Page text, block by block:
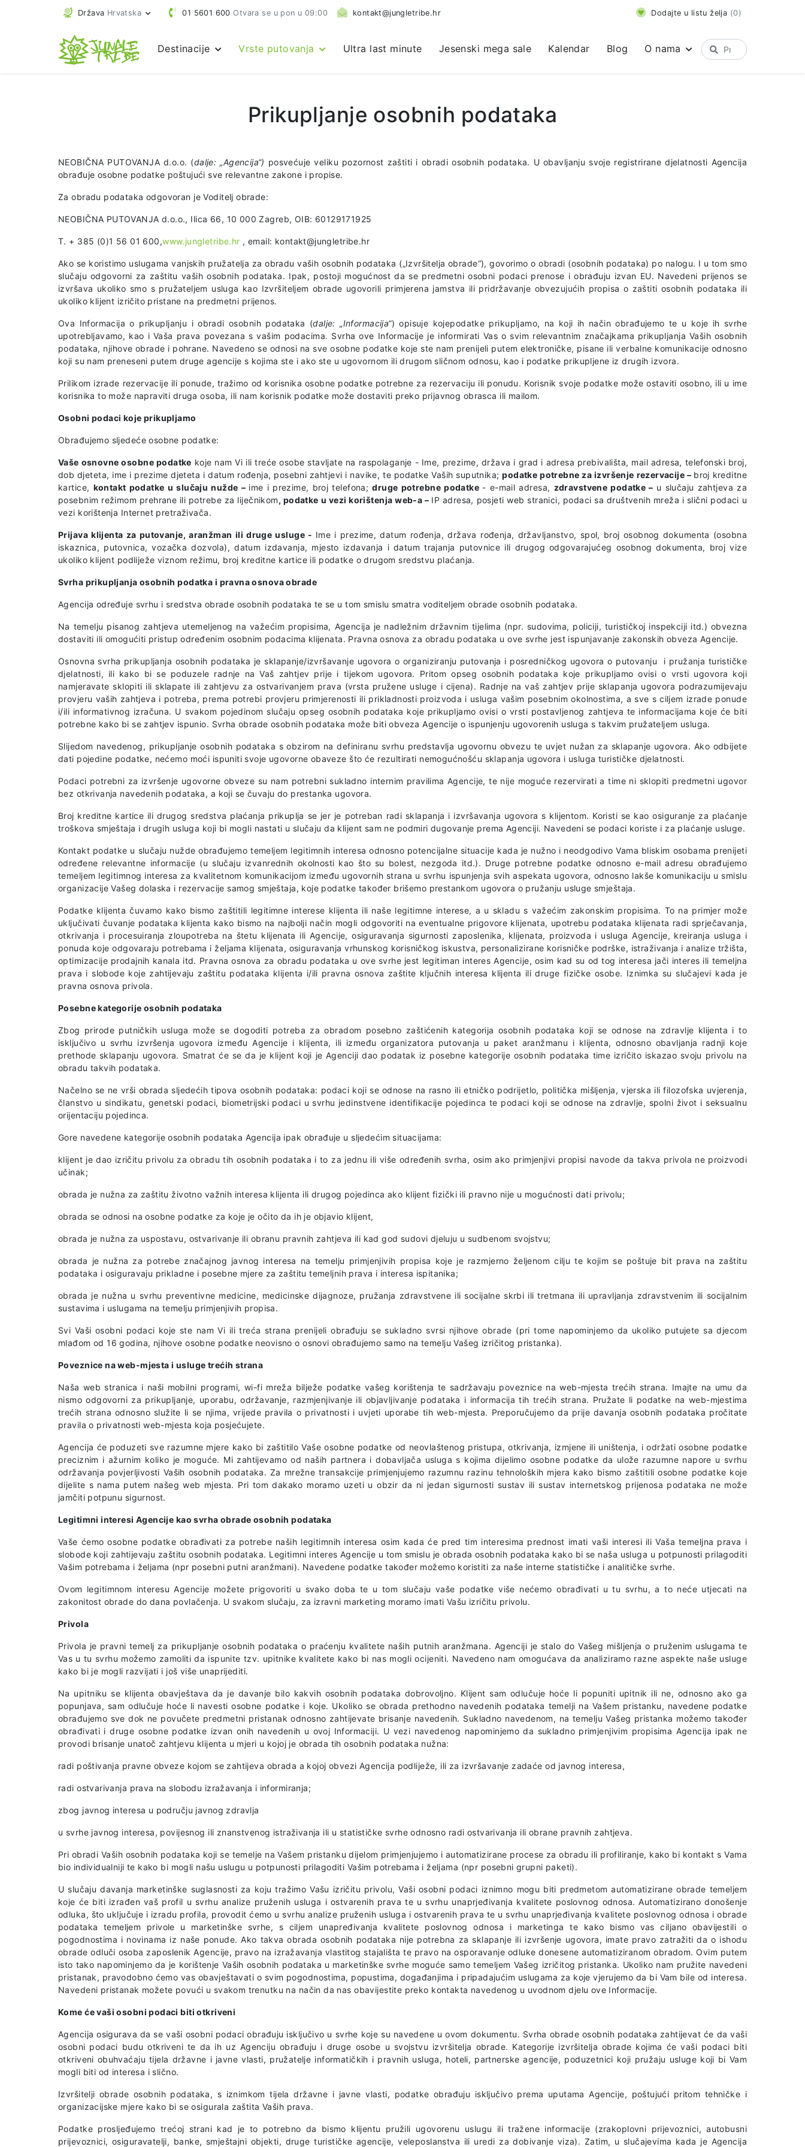
Država Hrvatska 01 5601 600 Otvara se u pon u 09:00 kontakt@jungletribe.hr Dodajte u listu želja (0)
Destinacije Vrste putovanja Ultra last minute Jesenski mega sale Kalendar Blog O nama
Prikupljanje osobnih podataka
NEOBIČNA PUTOVANJA d.o.o. (dalje: „Agencija“) posvećuje veliku pozornost zaštiti i obradi osobnih podataka. U obavljanju svoje registrirane djelatnosti Agencija
obrađuje osobne podatke poštujući sve relevantne zakone i propise.
Za obradu podataka odgovoran je Voditelj obrade:
NEOBIČNA PUTOVANJA d.o.o., Ilica 66, 10 000 Zagreb, OIB: 60129171925
T. + 385 (0)1 56 01 600,www.jungletribe.hr , email: kontakt@jungletribe.hr
Ako se koristimo uslugama vanjskih pružatelja za obradu vaših osobnih podataka („Izvršitelja obrade“), govorimo o obradi (osobnih podataka) po nalogu. I u tom smo
slučaju odgovorni za zaštitu vaših osobnih podataka. Ipak, postoji mogućnost da se predmetni osobni podaci prenose i obrađuju izvan EU. Navedeni prijenos se
izvršava ukoliko smo s pružateljem usluga kao Izvršiteljem obrade ugovorili primjerena jamstva ili pridržavanje obvezujućih propisa o zaštiti osobnih podataka ili
ukoliko klijent izričito pristane na predmetni prijenos.
Ova Informacija o prikupljanju i obradi osobnih podataka (dalje: „Informacija“) opisuje kojepodatke prikupljamo, na koji ih način obrađujemo te u koje ih svrhe
upotrebljavamo, kao i Vaša prava povezana s vašim podacima. Svrha ove Informacije je informirati Vas o svim relevantnim značajkama prikupljanja Vaših osobnih
podataka, njihove obrade i pohrane. Navedeno se odnosi na sve osobne podatke koje ste nam prenijeli putem elektroničke, pisane ili verbalne komunikacije odnosno
koji su nam preneseni putem druge agencije s kojima ste i ako ste u ugovornom ili drugom sličnom odnosu, kao i podatke prikupljene iz drugih izvora.
Prilikom izrade rezervacije ili ponude, tražimo od korisnika osobne podatke potrebne za rezervaciju ili ponudu. Korisnik svoje podatke može ostaviti osobno, ili u ime
korisnika to može napraviti druga osoba, ili nam korisnik podatke može dostaviti preko prijavnog obrasca ili mailom.
Osobni podaci koje prikupljamo
Obrađujemo sljedeće osobne podatke:
Vaše osnovne osobne podatke koje nam Vi ili treće osobe stavljate na raspolaganje - Ime, prezime, država i grad i adresa prebivališta, mail adresa, telefonski broj,
dob djeteta, ime i prezime djeteta i datum rođenja, posebni zahtjevi i navike, te podatke Vaših suputnika;podatke potrebne za izvršenje rezervacije – broj kreditne
kartice, kontakt podatke u slučaju nužde – ime i prezime, broj telefona;druge potrebne podatke - e-mail adresa, zdravstvene podatke – u slučaju zahtjeva za
posebnim režimom prehrane ili potrebe za liječnikom, podatke u vezi korištenja web-a – IP adresa, posjeti web stranici, podaci sa društvenih mreža i slični podaci u
vezi korištenja Internet pretraživača.
Prijava klijenta za putovanje, aranžman ili druge usluge - Ime i prezime, datum rođenja, država rođenja, državljanstvo, spol, broj osobnog dokumenta (osobna
iskaznica, putovnica, vozačka dozvola), datum izdavanja, mjesto izdavanja i datum trajanja putovnice ili drugog odgovarajućeg osobnog dokumenta, broj vize
ukoliko klijent podliježe viznom režimu, broj kreditne kartice ili podatke o drugom sredstvu plaćanja.
Svrha prikupljanja osobnih podatka i pravna osnova obrade
Agencija određuje svrhu i sredstva obrade osobnih podataka te se u tom smislu smatra voditeljem obrade osobnih podataka.
Na temelju pisanog zahtjeva utemeljenog na važećim propisima, Agencija je nadležnim državnim tijelima (npr. sudovima, policiji, turističkoj inspekciji itd.) obvezna
dostaviti ili omogućiti pristup određenim osobnim podacima klijenata. Pravna osnova za obradu podataka u ove svrhe jest ispunjavanje zakonskih obveza Agencije.
Osnovna svrha prikupljanja osobnih podataka je sklapanje/izvršavanje ugovora o organiziranju putovanja i posredničkog ugovora o putovanju i pružanja turističke
djelatnosti, ili kako bi se poduzele radnje na Vaš zahtjev prije i tijekom ugovora. Pritom opseg osobnih podataka koje prikupljamo ovisi o vrsti ugovora koji
namjeravate sklopiti ili sklapate ili zahtjevu za ostvarivanjem prava (vrsta pružene usluge i cijena). Radnje na vaš zahtjev prije sklapanja ugovora podrazumijevaju
provjeru vaših zahtjeva i potreba, prema potrebi provjeru primjerenosti ili prikladnosti proizvoda i usluga vašim posebnim okolnostima, a sve s ciljem izrade ponude
i/ili informativnog izračuna. U svakom pojedinom slučaju opseg osobnih podataka koje prikupljamo ovisi o vrsti postavljenog zahtjeva te informacijama koje će biti
potrebne kako bi se zahtjev ispunio. Svrha obrade osobnih podataka može biti obveza Agencije o ispunjenju ugovorenih usluga s takvim pružateljem usluga.
Slijedom navedenog, prikupljanje osobnih podataka s obzirom na definiranu svrhu predstavlja ugovornu obvezu te uvjet nužan za sklapanje ugovora. Ako odbijete
dati pojedine podatke, nećemo moći ispuniti svoje ugovorne obaveze što će rezultirati nemogućnošću sklapanja ugovora i usluga turističke djelatnosti.
Podaci potrebni za izvršenje ugovorne obveze su nam potrebni sukladno internim pravilima Agencije, te nije moguće rezervirati a time ni sklopiti predmetni ugovor
bez otkrivanja navedenih podataka, a koji se čuvaju do prestanka ugovora.
Broj kreditne kartice ili drugog sredstva plaćanja prikuplja se jer je potreban radi sklapanja i izvršavanja ugovora s klijentom. Koristi se kao osiguranje za plaćanje
troškova smještaja i drugih usluga koji bi mogli nastati u slučaju da klijent sam ne podmiri dugovanje prema Agenciji. Navedeni se podaci koriste i za plaćanje usluge.
Kontakt podatke u slučaju nužde obrađujemo temeljem legitimnih interesa odnosno potencijalne situacije kada je nužno i neodgodivo Vama bliskim osobama prenijeti
određene relevantne informacije (u slučaju izvanrednih okolnosti kao što su bolest, nezgoda itd.). Druge potrebne podatke odnosno e-mail adresu obrađujemo
temeljem legitimnog interesa za kvalitetnom komunikacijom između ugovornih strana u svrhu ispunjenja svih aspekata ugovora, odnosno lakše komunikaciju u smislu
organizacije Vašeg dolaska i rezervacije samog smještaja, koje podatke također brišemo prestankom ugovora o pružanju usluge smještaja.
Podatke klijenta čuvamo kako bismo zaštitili legitimne interese klijenta ili naše legitimne interese, a u skladu s važećim zakonskim propisima. To na primjer može
uključivati čuvanje podataka klijenta kako bismo na najbolji način mogli odgovoriti na eventualne prigovore klijenata, upotrebu podataka klijenata radi sprječavanja,
otkrivanja i procesuiranja zloupotreba na štetu klijenata ili Agencije, osiguravanja sigurnosti zaposlenika, klijenata, proizvoda i usluga Agencije, kreiranja usluga i
ponuda koje odgovaraju potrebama i željama klijenata, osiguravanja vrhunskog korisničkog iskustva, personalizirane korisničke podrške, istraživanja i analize tržišta,
optimizacije prodajnih kanala itd. Pravna osnova za obradu podataka u ove svrhe jest legitiman interes Agencije, osim kad su od tog interesa jači interes ili temeljna
prava i slobode koje zahtijevaju zaštitu podataka klijenta i/ili pravna osnova zaštite ključnih interesa klijenta ili druge fizičke osobe. Iznimka su slučajevi kada je
pravna osnova privola.
Posebne kategorije osobnih podataka
Zbog prirode putničkih usluga može se dogoditi potreba za obradom posebno zaštićenih kategorija osobnih podataka koji se odnose na zdravlje klijenta i to
isključivo u svrhu izvršenja ugovora između Agencije i klijenta, ili između organizatora putovanja u paket aranžmanu i klijenta, odnosno obavljanja radnji koje
prethode sklapanju ugovora. Smatrat će se da je klijent koji je Agenciji dao podatak iz posebne kategorije osobnih podataka time izričito iskazao svoju privolu na
obradu takvih podataka.
Načelno se ne vrši obrada sljedećih tipova osobnih podataka: podaci koji se odnose na rasno ili etničko podrijetlo, politička mišljenja, vjerska ili filozofska uvjerenja,
članstvo u sindikatu, genetski podaci, biometrijski podaci u svrhu jedinstvene identifikacije pojedinca te podaci koji se odnose na zdravlje, spolni život i seksualnu
orijentaciju pojedinca.
Gore navedene kategorije osobnih podataka Agencija ipak obrađuje u sljedećim situacijama:
klijent je dao izričitu privolu za obradu tih osobnih podataka i to za jednu ili više određenih svrha, osim ako primjenjivi propisi navode da takva privola ne proizvodi
učinak;
obrada je nužna za zaštitu životno važnih interesa klijenta ili drugog pojedinca ako klijent fizički ili pravno nije u mogućnosti dati privolu;
obrada se odnosi na osobne podatke za koje je očito da ih je objavio klijent,
obrada je nužna za uspostavu, ostvarivanje ili obranu pravnih zahtjeva ili kad god sudovi djeluju u sudbenom svojstvu;
obrada je nužna za potrebe značajnog javnog interesa na temelju primjenjivih propisa koje je razmjerno željenom cilju te kojim se poštuje bit prava na zaštitu
podataka i osiguravaju prikladne i posebne mjere za zaštitu temeljnih prava i interesa ispitanika;
obrada je nužna u svrhu preventivne medicine, medicinske dijagnoze, pružanja zdravstvene ili socijalne skrbi ili tretmana ili upravljanja zdravstvenim ili socijalnim
sustavima i uslugama na temelju primjenjivih propisa.
Svi Vaši osobni podaci koje ste nam Vi ili treća strana prenijeli obrađuju se sukladno svrsi njihove obrade (pri tome napominjemo da ukoliko putujete sa djecom
mlađom od 16 godina, njihove osobne podatke neovisno o osnovi obrađujemo samo na temelju Vašeg izričitog pristanka).
Poveznice na web-mjesta i usluge trećih strana
Naša web stranica i naši mobilni programi, wi-fi mreža bilježe podatke vašeg korištenja te sadržavaju poveznice na web-mjesta trećih strana. Imajte na umu da
nismo odgovorni za prikupljanje, uporabu, održavanje, razmjenjivanje ili objavljivanje podataka i informacija tih trećih strana. Pružate li podatke na web-mjestima
trećih strana odnosno služite li se njima, vrijede pravila o privatnosti i uvjeti uporabe tih web-mjesta. Preporučujemo da prije davanja osobnih podataka pročitate
pravila o privatnosti web-mjesta koja posjećujete.
Agencija će poduzeti sve razumne mjere kako bi zaštitilo Vaše osobne podatke od neovlaštenog pristupa, otkrivanja, izmjene ili uništenja, i održati osobne podatke
preciznim i ažurnim koliko je moguće. Mi zahtijevamo od naših partnera i dobavljača usluga s kojima dijelimo osobne podatke da ulože razumne napore u svrhu
održavanja povjerljivosti Vaših osobnih podataka. Za mrežne transakcije primjenjujemo razumnu razinu tehnoloških mjera kako bismo zaštitili osobne podatke koje
dijelite s nama putem našeg web mjesta. Pri tom dakako moramo uzeti u obzir da ni jedan sigurnosti sustav ili sustav internetskog prijenosa podataka ne može
jamčiti potpunu sigurnost.
Legitimni interesi Agencije kao svrha obrade osobnih podataka
Vaše ćemo osobne podatke obrađivati za potrebe naših legitimnih interesa osim kada će pred tim interesima prednost imati vaši interesi ili Vaša temeljna prava i
slobode koji zahtijevaju zaštitu osobnih podataka. Legitimni interes Agencije u tom smislu je obrada osobnih podataka kako bi se naša usluga u potpunosti prilagoditi
Vašim potrebama i željama (npr posebni putni aranžmani). Navedene podatke također možemo koristiti za naše interne statističke i analitičke svrhe.
Ovom legitimnom interesu Agencije možete prigovoriti u svako doba te u tom slučaju vaše podatke više nećemo obrađivati u tu svrhu, a to neće utjecati na
zakonitost obrade do dana povlačenja. U svakom slučaju, za izravni marketing moramo imati Vašu izričitu privolu.
Privola
Privola je pravni temelj za prikupljanje osobnih podataka o praćenju kvalitete naših putnih aranžmana. Agenciji je stalo do Vašeg mišljenja o pruženim uslugama te
Vas u tu svrhu možemo zamoliti da ispunite tzv. upitnike kvalitete kako bi nas mogli ocijeniti. Navedeno nam omogućava da analiziramo razne aspekte naše usluge
kako bi je mogli razvijati i još više unaprijediti.
Na upitniku se klijenta obavještava da je davanje bilo kakvih osobnih podataka dobrovoljno. Klijent sam odlučuje hoće li popuniti upitnik ili ne, odnosno ako ga
popunjava, sam odlučuje hoće li navesti osobne podatke i koje. Ukoliko se obrada prethodno navedenih podataka temelji na Vašem pristanku, navedene podatke
obrađujemo sve dok ne povučete predmetni pristanak odnosno zahtijevate brisanje navedenih. Sukladno navedenom, na temelju Vašeg pristanka možemo također
obrađivati i druge osobne podatke izvan onih navedenih u ovoj Informaciji. U vezi navedenog napominjemo da sukladno primjenjivim propisima Agencija ipak ne
provodi brisanje unatoč zahtjevu klijenta u mjeri u kojoj je obrada tih osobnih podataka nužna:
radi poštivanja pravne obveze kojom se zahtijeva obrada a kojoj obvezi Agencija podliježe, ili za izvršavanje zadaće od javnog interesa,
radi ostvarivanja prava na slobodu izražavanja i informiranja;
zbog javnog interesa u području javnog zdravlja
u svrhe javnog interesa, povijesnog ili znanstvenog istraživanja ili u statističke svrhe odnosno radi ostvarivanja ili obrane pravnih zahtjeva.
Pri obradi Vaših osobnih podataka koji se temelje na Vašem pristanku dijelom primjenjujemo i automatizirane procese za obradu ili profiliranje, kako bi kontakt s Vama
bio individualniji te kako bi mogli našu uslugu u potpunosti prilagoditi Vašim potrebama i željama (npr posebni grupni paketi).
U slučaju davanja marketinške suglasnosti za koju tražimo Vašu izričitu privolu, Vaši osobni podaci iznimno mogu biti predmetom automatizirane obrade temeljem
koje će biti izrađen vaš profil u svrhu analize pruženih usluga i ostvarenih prava te u svrhu unaprjeđivanja kvalitete poslovnog odnosa. Automatizirano donošenje
odluka, što uključuje i izradu profila, provodit ćemo u svrhu analize pruženih usluga i ostvarenih prava te u svrhu unaprjeđivanja kvalitete poslovnog odnosa i obrade
podataka temeljem privole u marketinške svrhe, s ciljem unapređivanja kvalitete poslovnog odnosa i marketinga te kako bismo vas ciljano obavijestili o
pogodnostima i novinama iz naše ponude. Ako takva obrada osobnih podataka nije potrebna za sklapanje ili izvršenje ugovora, imate pravo zatražiti da o ishodu
obrade odluči osoba zaposlenik Agencije, pravo na izražavanja vlastitog stajališta te pravo na osporavanje odluke donesene automatiziranom obradom. Ovim putem
isto tako napominjemo da je korištenje Vaših osobnih podataka u marketinške svrhe moguće samo temeljem Vašeg izričitog pristanka. Ukoliko nam pružite navedeni
pristanak, pravodobno ćemo vas obavještavati o svim pogodnostima, popustima, događanjima i pripadajućim uslugama za koje vjerujemo da bi Vam bile od interesa.
Navedeni pristanak možete povući u svakom trenutku na način da nas obavijestite preko kontakta navedenog u uvodnom djelu ove Informacije.
Kome će vaši osobni podaci biti otkriveni
Agencija osigurava da se vaši osobni podaci obrađuju isključivo u svrhe koje su navedene u ovom dokumentu. Svrha obrade osobnih podataka zahtijevat će da vaši
osobni podaci budu otkriveni te da ih uz Agenciju obrađuju i druge osobe u svojstvu izvršitelja obrade. Kategorije izvršitelja obrade kojima će vaši podaci biti
otkriveni obuhvaćaju tijela državne i javne vlasti, pružatelje informatičkih i pravnih usluga, hoteli, partnerske agencije, poduzetnici koji pružaju usluge koji bi Vam
mogli biti od interesa i slično.
Izvršitelji obrade osobnih podataka, s iznimkom tijela državne i javne vlasti, podatke obrađuju isključivo prema uputama Agencije, poštujući pritom tehničke i
organizacijske mjere kako bi se osigurala zaštita Vaših prava.
Podatke prosljeđujemo trećoj strani kad je to potrebno da bismo klijentu pružili ugovorenu uslugu ili tražene informacije (zrakoplovni prijevoznici, autobusni
prijevoznici, osiguravatelji, banke, smještajni objekti, druge turističke agencije, veleposlanstva ili uredi za dobivanje viza). Zatim, u slučajevima kada je Agencija